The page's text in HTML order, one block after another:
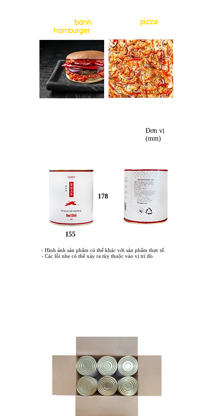
bánh
hamburger
pizza
Đơn vị
(mm)
178
155
- Hình ảnh sản phẩm có thể khác với sản phẩm thực tế.
- Các lỗi nhẹ có thể xảy ra tùy thuộc vào vị trí đo.